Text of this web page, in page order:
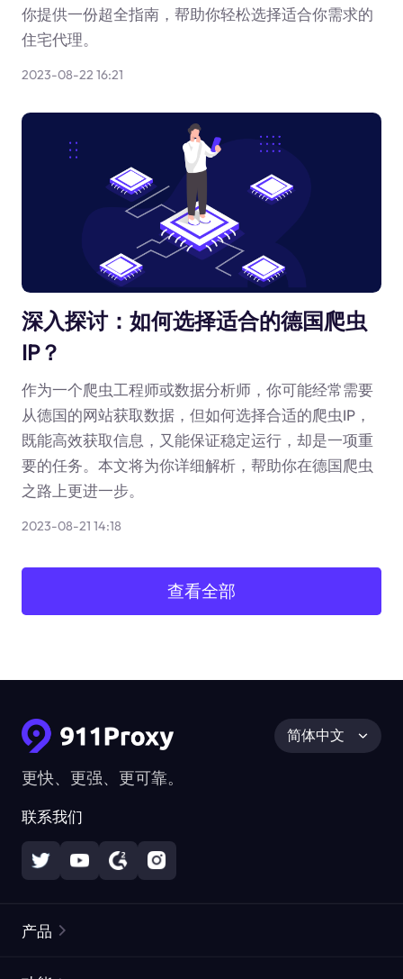
你提供一份超全指南，帮助你轻松选择适合你需求的
住宅代理。
2023-08-22 16:21
深入探讨：如何选择适合的德国爬虫
IP？
作为一个爬虫工程师或数据分析师，你可能经常需要
从德国的网站获取数据，但如何选择合适的爬虫IP，
既能高效获取信息，又能保证稳定运行，却是一项重
要的任务。本文将为你详细解析，帮助你在德国爬虫
之路上更进一步。
2023-08-21 14:18
查看全部
更快、更强、更可靠。
联系我们
简体中文
产品